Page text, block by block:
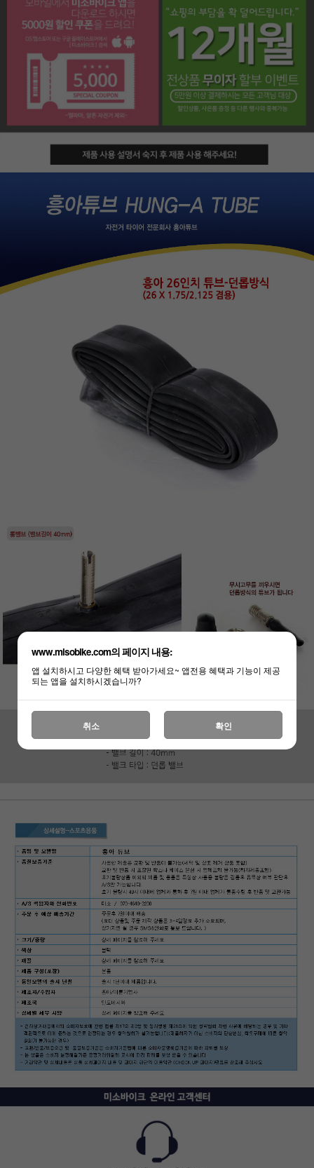
페이코 라이프
www.misobike.com의 페이지 내용:
앱 설치하시고 다양한 혜택 받아가세요~ 앱전용 혜택과 기능이 제공
되는 앱을 설치하시겠습니까?
취소 확인